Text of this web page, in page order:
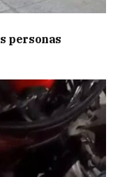
personas